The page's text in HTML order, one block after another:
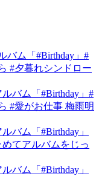
バム「#Birthday」#
#夕暮れシンドロー
バム「#Birthday」#
#愛がお仕事 梅雨明
バム「#Birthday」
てアルバムをじっ
バム「#Birthday」